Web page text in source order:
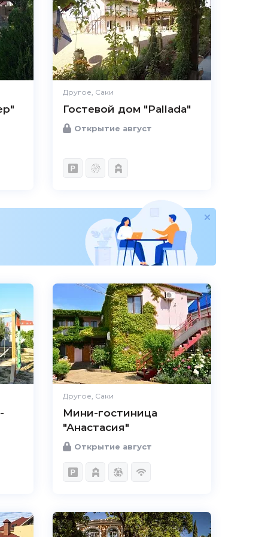
Другое, Саки
Гостевой дом "Pallada"
Открытие август
Другое, Саки
Мини-гостиница
"Анастасия"
Открытие август